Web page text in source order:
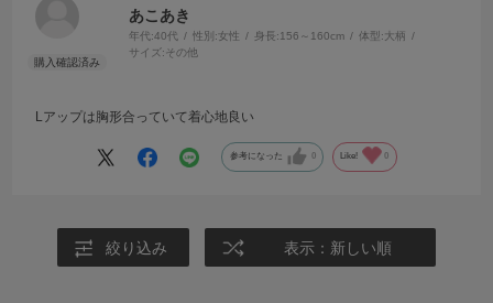
あこあき
年代:40代 性別:女性 身長:156～160cm 体型:大柄
サイズ: その他
Lアップは胸形合っていて着心地良い
参考になった 0 Like! 0
絞り込み 表示：新しい順